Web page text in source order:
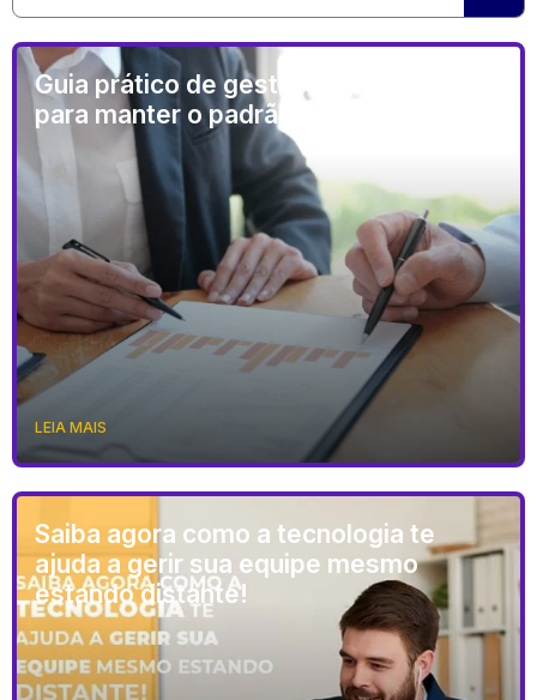
Guia prático de gestão de qualidade
para manter o padrão de uma empresa
LEIA MAIS
Saiba agora como a tecnologia te
ajuda a gerir sua equipe mesmo
estando distante!